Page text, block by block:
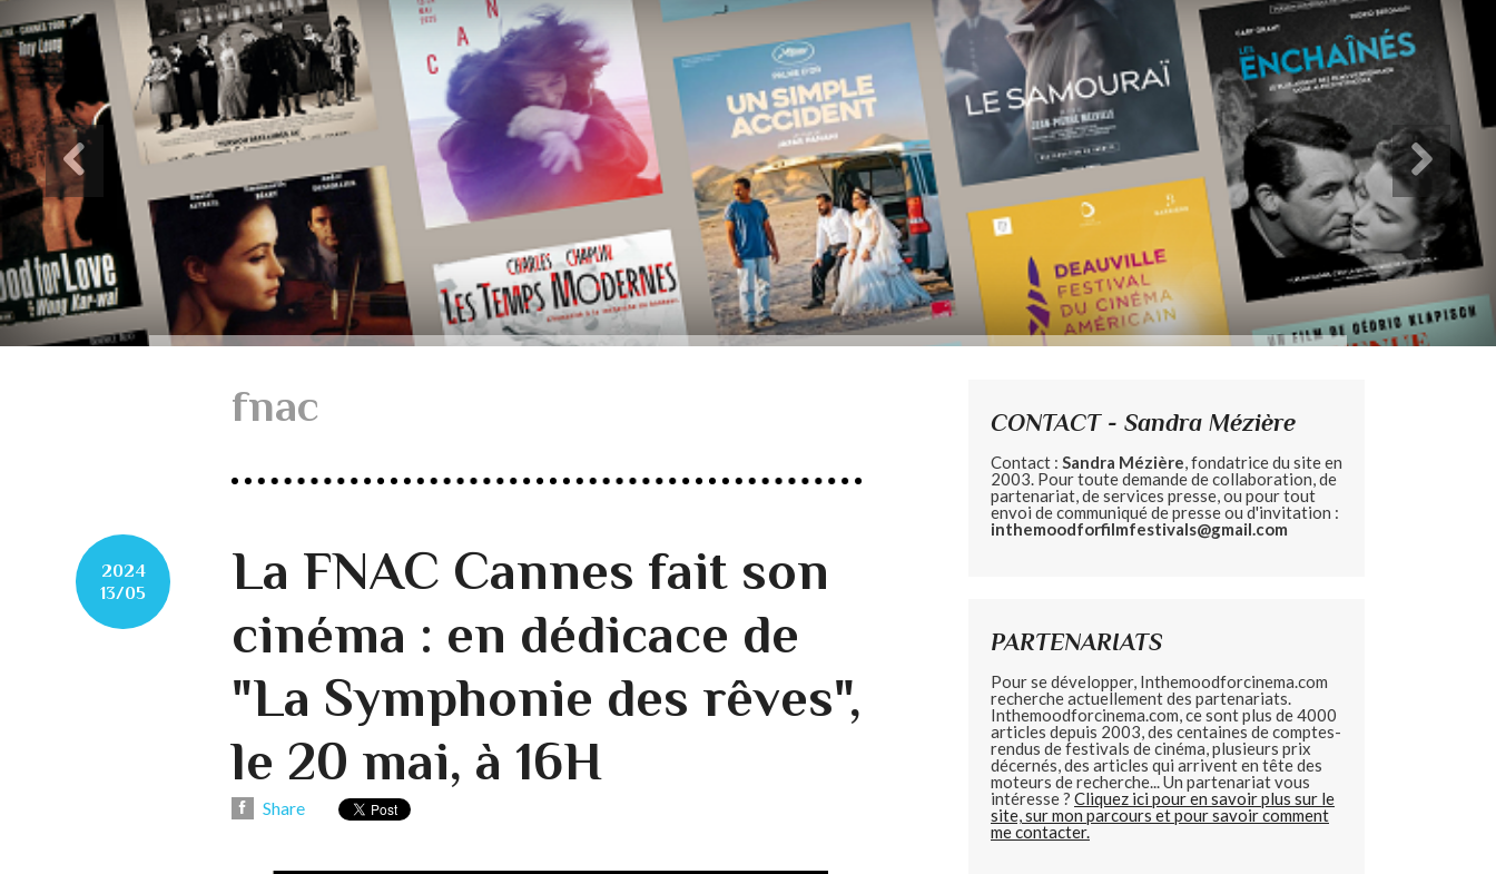
fnac
2024
13/05
La FNAC Cannes fait son
cinéma : en dédicace de
"La Symphonie des rêves",
le 20 mai, à 16H
Share
CONTACT - Sandra Mézière
Contact : Sandra Mézière, fondatrice du site en
2003. Pour toute demande de collaboration, de
partenariat, de services presse, ou pour tout
envoi de communiqué de presse ou d'invitation :
inthemoodforfilmfestivals@gmail.com
PARTENARIATS
Pour se développer, Inthemoodforcinema.com
recherche actuellement des partenariats.
Inthemoodforcinema.com, ce sont plus de 4000
articles depuis 2003, des centaines de comptes-
rendus de festivals de cinéma, plusieurs prix
décernés, des articles qui arrivent en tête des
moteurs de recherche... Un partenariat vous
intéresse ? Cliquez ici pour en savoir plus sur le
site, sur mon parcours et pour savoir comment
me contacter.